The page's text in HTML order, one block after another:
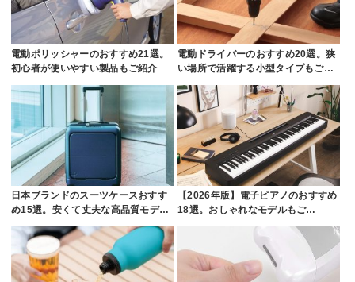
電動ポリッシャーのおすすめ21選。
初心者が使いやすい製品もご紹介
電動ドライバーのおすすめ20選。狭
い場所で活躍する小型タイプもご…
日本ブランドのスーツケースおすす
め15選。安くて丈夫な高品質モデ…
【2026年版】電子ピアノのおすすめ
18選。おしゃれなモデルもご…